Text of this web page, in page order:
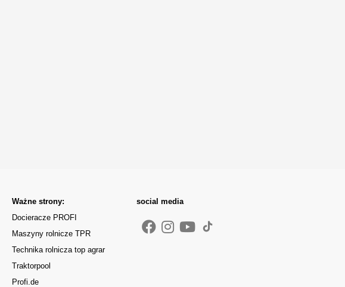
Ważne strony:
Docieracze PROFI
Maszyny rolnicze TPR
Technika rolnicza top agrar
Traktorpool
Profi.de
social media